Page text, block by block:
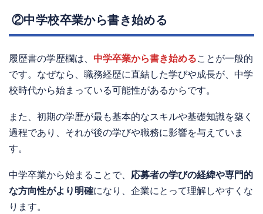
②中学校卒業から書き始める
履歴書の学歴欄は、 中学卒業から書き始めることが一般的
です。なぜなら、職務経歴に直結した学びや成長が、中学
校時代から始まっている可能性があるからです。
また、初期の学歴が最も基本的なスキルや基礎知識を築く
過程であり、それが後の学びや職務に影響を与えていま
す。
中学卒業から始まることで、 応募者の学びの経緯や専門的
な方向性がより明確になり、企業にとって理解しやすくな
ります。